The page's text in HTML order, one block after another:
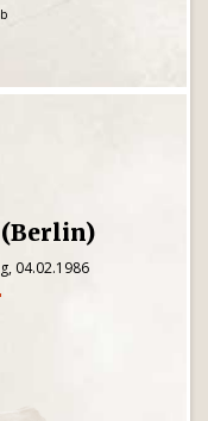
(Berlin)
04.02.1986